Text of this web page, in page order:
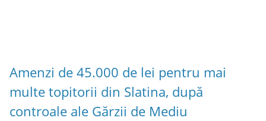
Amenzi de 45.000 de lei pentru mai
multe topitorii din Slatina, după
controale ale Gărzii de Mediu